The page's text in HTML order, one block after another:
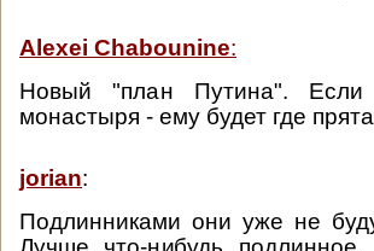
Alexei Chabounine:
Новый "план Путина".
монастыря - ему будет где
jorian:
Подлинниками они уже не